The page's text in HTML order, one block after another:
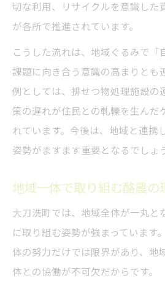
切な利用、リサイクルを意識した
が各所で推進されています。
こうした流れは、地域ぐるみで「
課題に向き合う意識の高まりとも
例としては、排せつ物処理施設の
策の遅れが住民との軋轢を生んだ
れています。今後は、地域と連携
姿勢がますます重要となるでしょ
地域一体で取り組む酪農の
大刀洗町では、地域全体が一丸と
に取り組む姿勢が強まっています
体の努力だけでは限界があり、地
体との協働が不可欠だからです。